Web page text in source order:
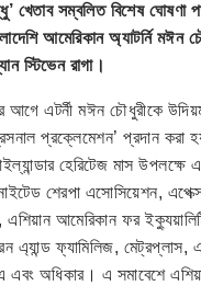
খেতাব সম্বলিত বিশেষ ঘোষণা
আমেরিকান অ্যাটর্নি
স্টিভেন রাগা।
এটর্নী মঈন চৌধুরীকে
প্রক্লেমেশন’ প্রদান করা
হেরিটেজ মাস
শেরপা এসোসিয়েশন,
এশিয়ান আমেরিকান ফর
এ্যান্ড ফ্যামিলিজ, মেট্রপ্লাস,
অধিকার। এ সমাবেশে